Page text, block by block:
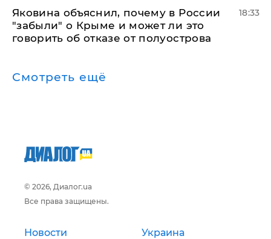
Яковина объяснил, почему в России
"забыли" о Крыме и может ли это
говорить об отказе от полуострова
18:33
Смотреть ещё
© 2026, Диалог.ua
Все права защищены.
Новости Украина